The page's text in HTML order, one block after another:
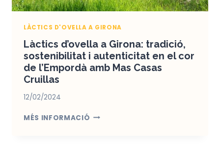
LÀCTICS D'OVELLA A GIRONA
Làctics d’ovella a Girona: tradició,
sostenibilitat i autenticitat en el cor
de l’Empordà amb Mas Casas
Cruillas
12/02/2024
MÉS INFORMACIÓ LÀCTICS